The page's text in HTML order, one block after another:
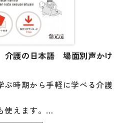
介護の日本語 場面別声かけ
ぶ時期から手軽に学べる介護
えます。